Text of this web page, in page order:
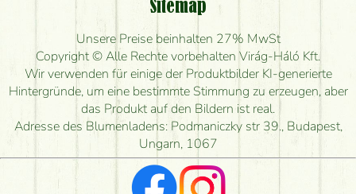
Ist eine Bestellung für ländliche Gebiete möglich?
Wie lange kann ich heute Blumen mit Lieferung
bestellen?
Wie schnell können Sie den Blumenstrauß
herstellen und wann können Sie ihn frühestens
liefern?
Ich suche rote Rosen, hast du welche?
Sitemap
Unsere Preise beinhalten 27% MwSt
Copyright © Alle Rechte vorbehalten Virág-Háló Kft.
Wir verwenden für einige der Produktbilder KI-generierte
Hintergründe, um eine bestimmte Stimmung zu erzeugen, aber
das Produkt auf den Bildern ist real.
Adresse des Blumenladens: Podmaniczky str 39., Budapest,
Ungarn, 1067